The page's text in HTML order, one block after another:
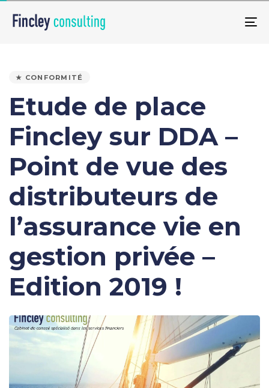
links
content
★ CONFORMITÉ
Etude de place
Fincley sur DDA –
Point de vue des
distributeurs de
l’assurance vie en
gestion privée –
Edition 2019 !